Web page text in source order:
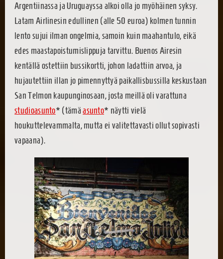
Argentiinassa ja Uruguayssa alkoi olla jo myöhäinen syksy.
Latam Airlinesin edullinen (alle 50 euroa) kolmen tunnin
lento sujui ilman ongelmia, samoin kuin maahantulo, eikä
edes maastapoistumislippuja tarvittu. Buenos Airesin
kentällä ostettiin bussikortti, johon ladattiin arvoa, ja
hujautettiin illan jo pimennyttyä paikallisbussilla keskustaan
San Telmon kaupunginosaan, josta meillä oli varattuna
studioasunto* (tämäasunto* näytti vielä
houkuttelevammalta, mutta ei valitettavasti ollut sopivasti
vapaana).